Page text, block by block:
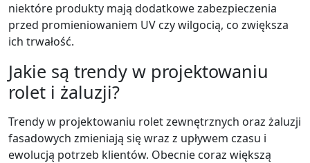
niektóre produkty mają dodatkowe zabezpieczenia
przed promieniowaniem UV czy wilgocią, co zwiększa
ich trwałość.
Jakie są trendy w projektowaniu
rolet i żaluzji?
Trendy w projektowaniu rolet zewnętrznych oraz żaluzji
fasadowych zmieniają się wraz z upływem czasu i
ewolucją potrzeb klientów. Obecnie coraz większą